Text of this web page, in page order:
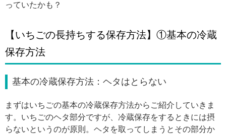
っていたかも？
【いちごの長持ちする保存方法】①基本の冷蔵
保存方法
基本の冷蔵保存方法：ヘタはとらない
まずはいちごの基本の冷蔵保存方法からご紹介していきま
す。いちごのヘタ部分ですが、冷蔵保存をするときには摂
らないというのが原則。ヘタを取ってしまうとその部分か